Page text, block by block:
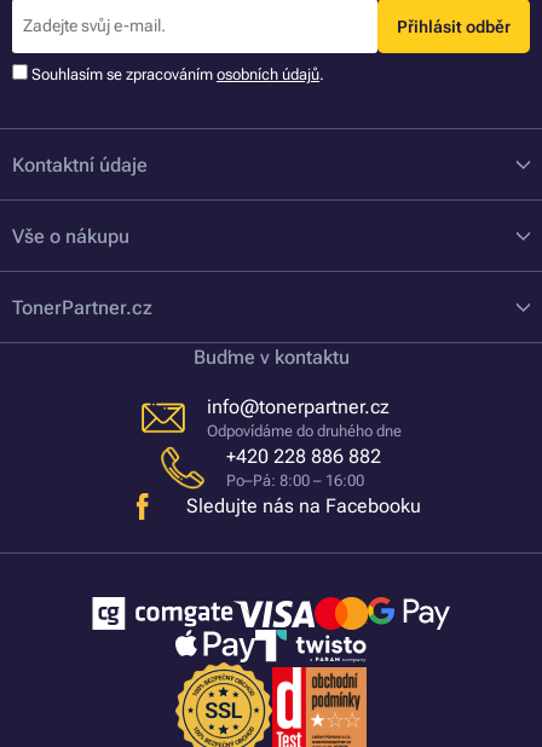
Přihlásit odběr
Souhlasím se zpracováním osobních údajů.
Kontaktní údaje
Vše o nákupu
TonerPartner.cz
Buďme v kontaktu
info@tonerpartner.cz
Odpovídáme do druhého dne
+420 228 886 882
Po–Pá: 8:00 – 16:00
Sledujte nás na Facebooku